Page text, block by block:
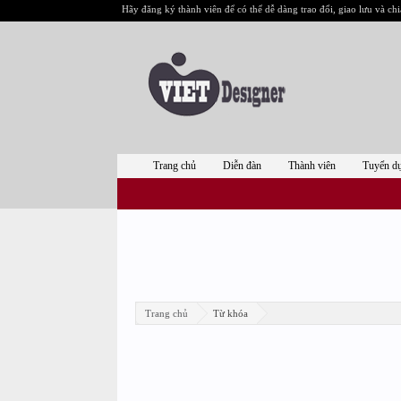
Hãy đăng ký thành viên để có thể dễ dàng trao đổi, giao lưu và
Trang chủ Từ khóa
Trang chủ Diễn đàn Thành viên Tuyển